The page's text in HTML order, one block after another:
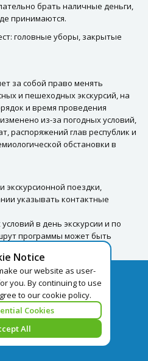
брать наличные деньги,
принимаются.
головные уборы, закрытые
за собой право менять
и пешеходных экскурсий, на
и время проведения
из-за погодных условий,
распоряжений глав республик и
обстановки в
экскурсионной поездки,
указывать контактные
в день экскурсии и по
программы может быть
Notice
our website as user-
you. By continuing to use
to our cookie policy.
Cookies
All